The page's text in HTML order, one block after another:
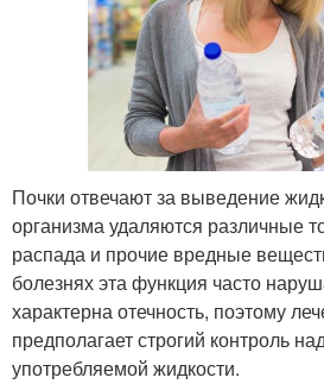
Почки отвечают за выведение
организма удаляются различные
распада и прочие вредные
болезнях эта функция часто
характерна отечность, поэтому
предполагает строгий контроль
употребляемой жидкости.